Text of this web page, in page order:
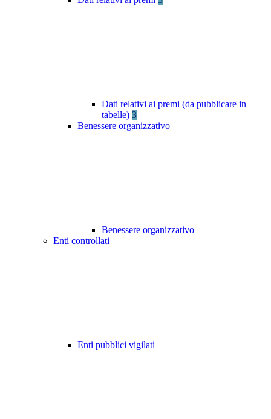
Dati relativi ai premi (da pubblicare in
tabelle) 3
Benessere organizzativo
Benessere organizzativo
Enti controllati
Enti pubblici vigilati